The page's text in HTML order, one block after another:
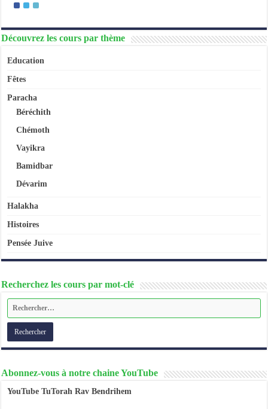
Découvrez les cours par thème
Education
Fêtes
Paracha
Béréchith
Chémoth
Vayikra
Bamidbar
Dévarim
Halakha
Histoires
Pensée Juive
Recherchez les cours par mot-clé
Abonnez-vous à notre chaine YouTube
YouTube TuTorah Rav Bendrihem